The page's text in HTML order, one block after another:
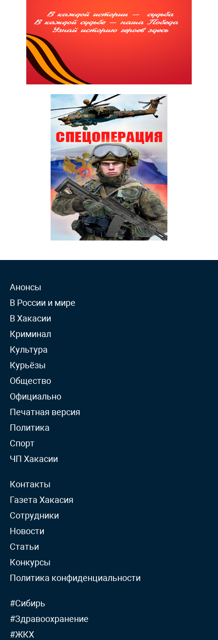
Анонсы
В России и мире
В Хакасии
Криминал
Культура
Курьёзы
Общество
Официально
Печатная версия
Политика
Спорт
ЧП Хакасии
Контакты
Газета Хакасия
Сотрудники
Новости
Статьи
Конкурсы
Политика конфиденциальности
#Сибирь
#Здравоохранение
#ЖКХ